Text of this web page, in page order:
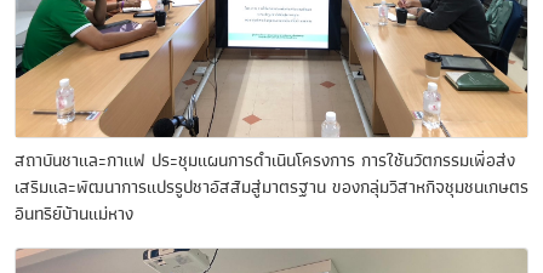
สถาบันชาและกาแฟ ประชุมแผนการดำเนินโครงการ การใช้นวัตกรรมเพื่อส่ง
เสริมและพัฒนาการแปรรูปชาอัสสัมสู่มาตรฐาน ของกลุ่มวิสาหกิจชุมชนเกษตร
อินทรีย์บ้านแม่หาง